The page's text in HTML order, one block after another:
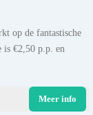
op de fantastische
€2,50 p.p. en
Meer info